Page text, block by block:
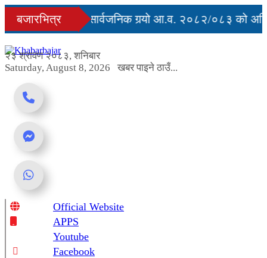
Skip
content
बजारभित्रसरकारले सार्वजनिक गर्‍यो आ.व. २०८२/०८३ को
२३ श्रावण २०८३, शनिबार
Saturday, August 8, 2026
खबर पाइने ठाउँ...
Online News Portal
Official Website
APPS
Youtube
Facebook